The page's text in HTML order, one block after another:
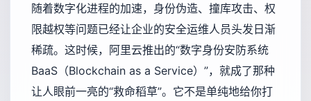
随着数字化进程的加速，身份伪造、撞库攻击、权
限越权等问题已经让企业的安全运维人员头发日渐
稀疏。这时候，阿里云推出的“数字身份安防系统
BaaS（Blockchain as a Service）”，就成了那种
让人眼前一亮的“救命稻草”。它不是单纯地给你打